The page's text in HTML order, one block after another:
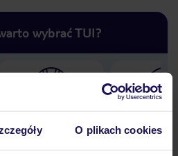
O plikach cookies
wybrać TUI?